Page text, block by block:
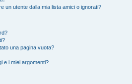
un utente dalla mia lista amici o ignorati?
una pagina vuota?
e i miei argomenti?